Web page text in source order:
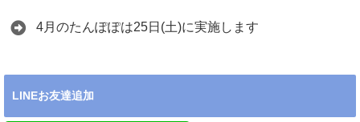
4月のたんぽぽは25日(土)に実施します
LINEお友達追加